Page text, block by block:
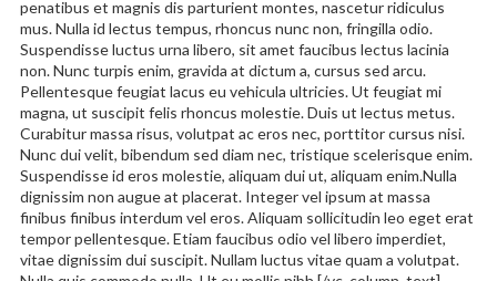
penatibus et magnis dis parturient montes, nascetur ridiculus
mus. Nulla id lectus tempus, rhoncus nunc non, fringilla odio.
Suspendisse luctus urna libero, sit amet faucibus lectus lacinia
non. Nunc turpis enim, gravida at dictum a, cursus sed arcu.
Pellentesque feugiat lacus eu vehicula ultricies. Ut feugiat mi
magna, ut suscipit felis rhoncus molestie. Duis ut lectus metus.
Curabitur massa risus, volutpat ac eros nec, porttitor cursus nisi.
Nunc dui velit, bibendum sed diam nec, tristique scelerisque enim.
Suspendisse id eros molestie, aliquam dui ut, aliquam enim.Nulla
dignissim non augue at placerat. Integer vel ipsum at massa
finibus finibus interdum vel eros. Aliquam sollicitudin leo eget erat
tempor pellentesque. Etiam faucibus odio vel libero imperdiet,
vitae dignissim dui suscipit. Nullam luctus vitae quam a volutpat.